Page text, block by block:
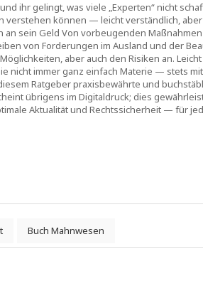
ihr gelingt, was viele „Experten“ nicht
verstehen können — leicht verständlich,
an sein Geld Von vorbeugenden
von Forderungen im Ausland und der
aber auch den Risiken an.
nicht immer ganz einfach Materie — stets
Ratgeber praxisbewährte und
übrigens im Digitaldruck; dies
Aktualität und Rechtssicherheit — für
Buch Mahnwesen